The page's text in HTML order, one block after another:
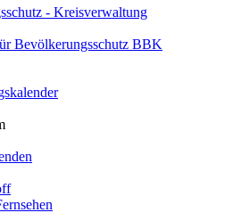
- Kreisverwaltung
Bevölkerungsschutz BBK